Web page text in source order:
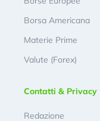
Borsa Americana
Materie Prime
Valute (Forex)
Contatti & Privacy
Redazione